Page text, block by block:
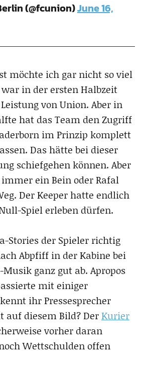
(@fcunion)June 16,
möchte ich gar nicht so viel
war in der ersten Halbzeit
von Union. Aber in
hat das Team den Zugriff
im Prinzip komplett
Das hätte bei dieser
schiefgehen können. Aber
ein Bein oder Rafal
Der Keeper hatte endlich
Spiel erleben dürfen.
Stories der Spieler richtig
Abpfiff in der Kabine bei
ganz gut ab. Apropos
mit einiger
ihr Pressesprecher
auf diesem Bild? DerKurier
vorher daran
Wettschulden offen